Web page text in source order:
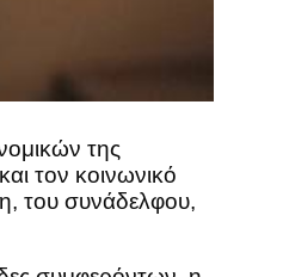
της
τον κοινωνικό
του συνάδελφου,